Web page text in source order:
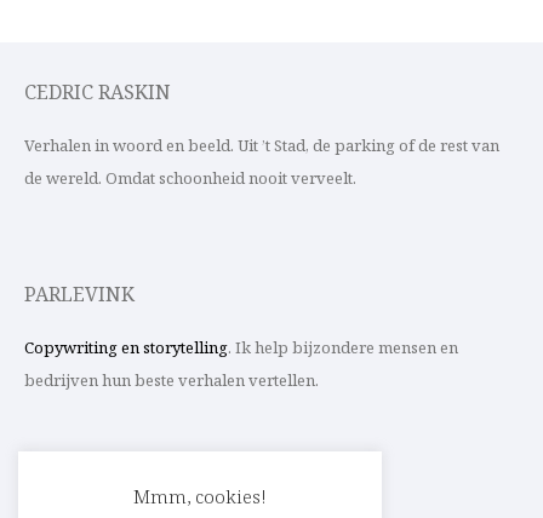
CEDRIC RASKIN
Verhalen in woord en beeld. Uit ’t Stad, de parking of de rest van
de wereld. Omdat schoonheid nooit verveelt.
PARLEVINK
Copywriting en storytelling. Ik help bijzondere mensen en
bedrijven hun beste verhalen vertellen.
Mmm, cookies!